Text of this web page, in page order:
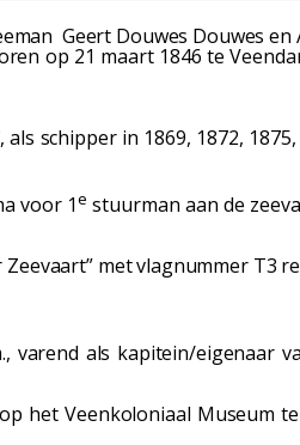
Geert Douwes Douwes en
op 21 maart 1846 te
schipper in 1869, 1872,
voor 1e stuurman aan de
met vlagnummer T3
als kapitein/eigenaar
het Veenkoloniaal Museum